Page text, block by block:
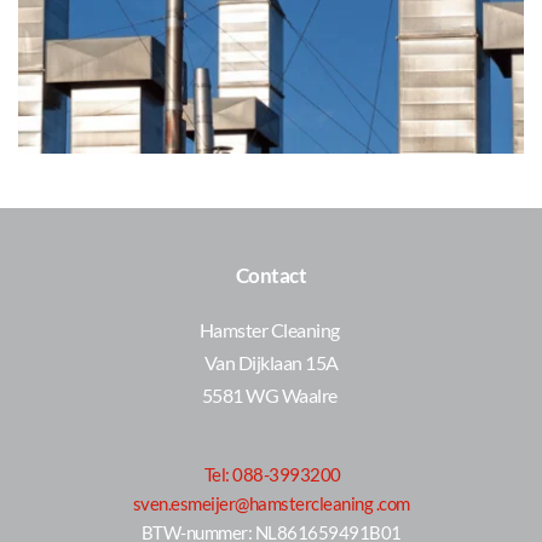
Contact
Hamster Cleaning
Van Dijklaan 15A
5581 WG Waalre
Tel: 088-3993200
sven.esmeijer@hamstercleaning .com
BTW-nummer: NL861659491B01